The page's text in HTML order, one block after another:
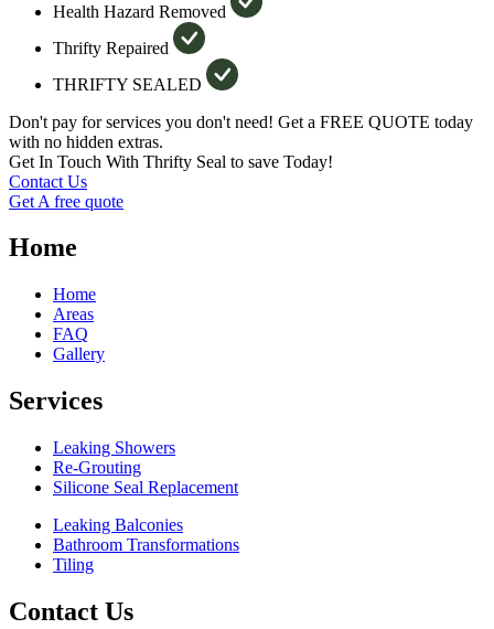
Health Hazard Removed
Thrifty Repaired
THRIFTY SEALED
Don't pay for services you don't need! Get a FREE QUOTE today
with no hidden extras.
Get In Touch With Thrifty Seal to save Today!
Contact Us
Get A free quote
Home
Home
Areas
FAQ
Gallery
Services
Leaking Showers
Re-Grouting
Silicone Seal Replacement
Leaking Balconies
Bathroom Transformations
Tiling
Contact Us